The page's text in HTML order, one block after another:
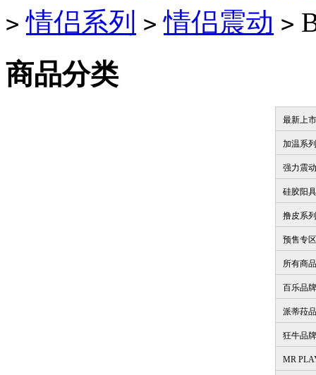
> 情侣系列 > 情侣震动 >
商品分类
最新上市
加温系列
强力震动
硅胶阳具
撸皮系列
预售专区
所有商品
百乐品牌
派蒂菈
狂牛品牌
MR